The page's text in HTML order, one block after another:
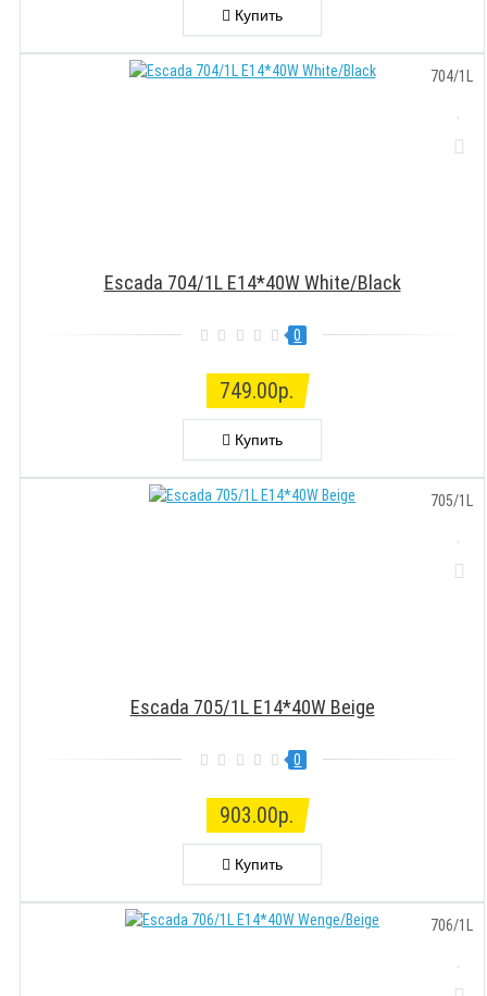
Купить
704/1L
Escada 704/1L E14*40W White/Black
0
749.00р.
Купить
705/1L
Escada 705/1L E14*40W Beige
0
903.00р.
Купить
706/1L